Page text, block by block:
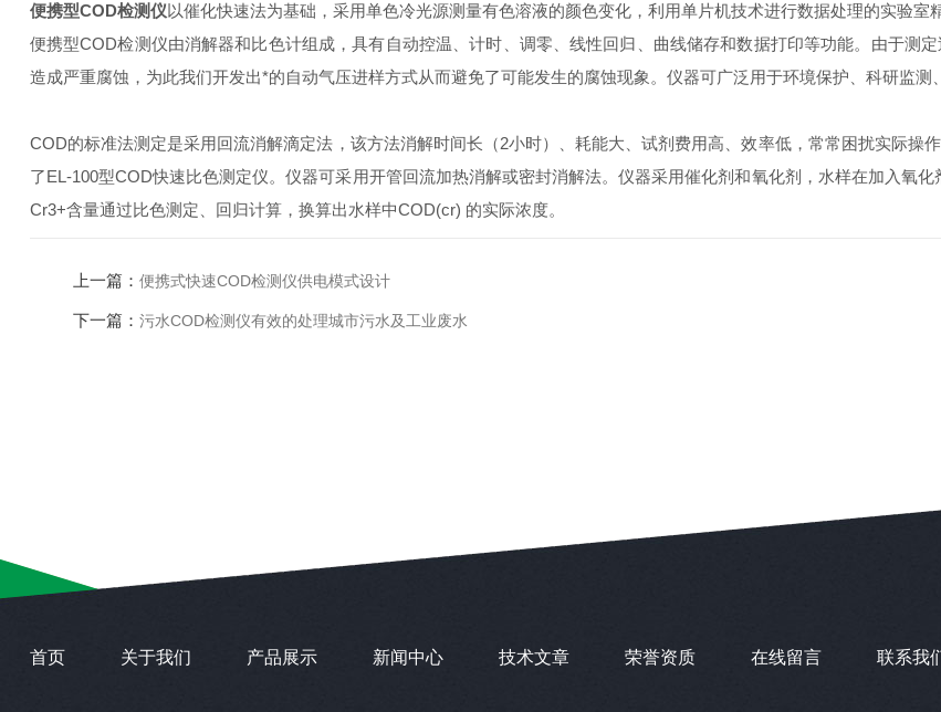
便携型COD检测仪以催化快速法为基础，采用单色冷光源测量有色溶液的颜色变化，利用单片机技术进行数据处理的实验室
便携型COD检测仪由消解器和比色计组成，具有自动控温、计时、调零、线性回归、曲线储存和数据打印等功能。由于测
造成严重腐蚀，为此我们开发出*的自动气压进样方式从而避免了可能发生的腐蚀现象。仪器可广泛用于环境保护、科研监测
COD的标准法测定是采用回流消解滴定法，该方法消解时间长（2小时）、耗能大、试剂费用高、效率低，常常困扰实际操
了EL-100型COD快速比色测定仪。仪器可采用开管回流加热消解或密封消解法。仪器采用催化剂和氧化剂，水样在加入氧
Cr3+含量通过比色测定、回归计算，换算出水样中COD(cr) 的实际浓度。
上一篇： 便携式快速COD检测仪供电模式设计
下一篇： 污水COD检测仪有效的处理城市污水及工业废水
首页 关于我们 产品展示 新闻中心 技术文章 荣誉资质 在线留言 联系我